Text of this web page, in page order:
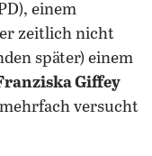
einem
zeitlich nicht
später) einem
Giffey
versucht